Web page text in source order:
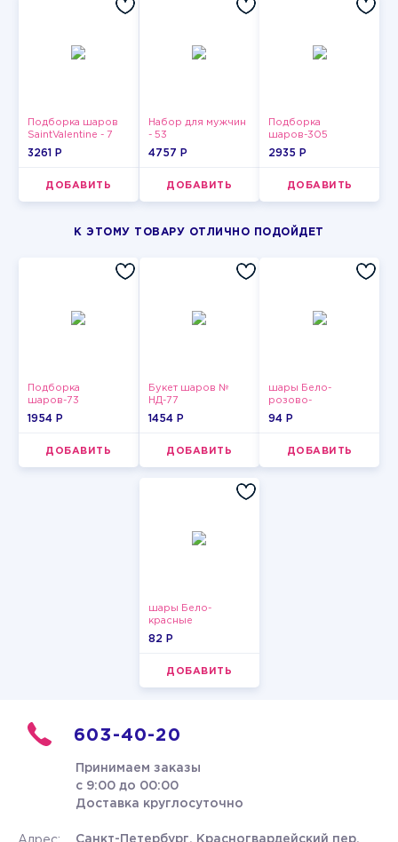
Подборка шаров
SaintValentine - 7
3261 P
ДОБАВИТЬ
Набор для мужчин
- 53
4757 P
ДОБАВИТЬ
Подборка
шаров-305
2935 P
ДОБАВИТЬ
К ЭТОМУ ТОВАРУ ОТЛИЧНО ПОДОЙДЕТ
Подборка
шаров-73
1954 P
ДОБАВИТЬ
Букет шаров №
НД-77
1454 P
ДОБАВИТЬ
шары Бело-
розово-
фиолетово-
94 P
ДОБАВИТЬ
шары Бело-
красные
пастельные
82 P
ДОБАВИТЬ
603-40-20
Принимаем заказы
с 9:00 до 00:00
Доставка круглосуточно
Санкт-Петербург, Красногвардейский пер.